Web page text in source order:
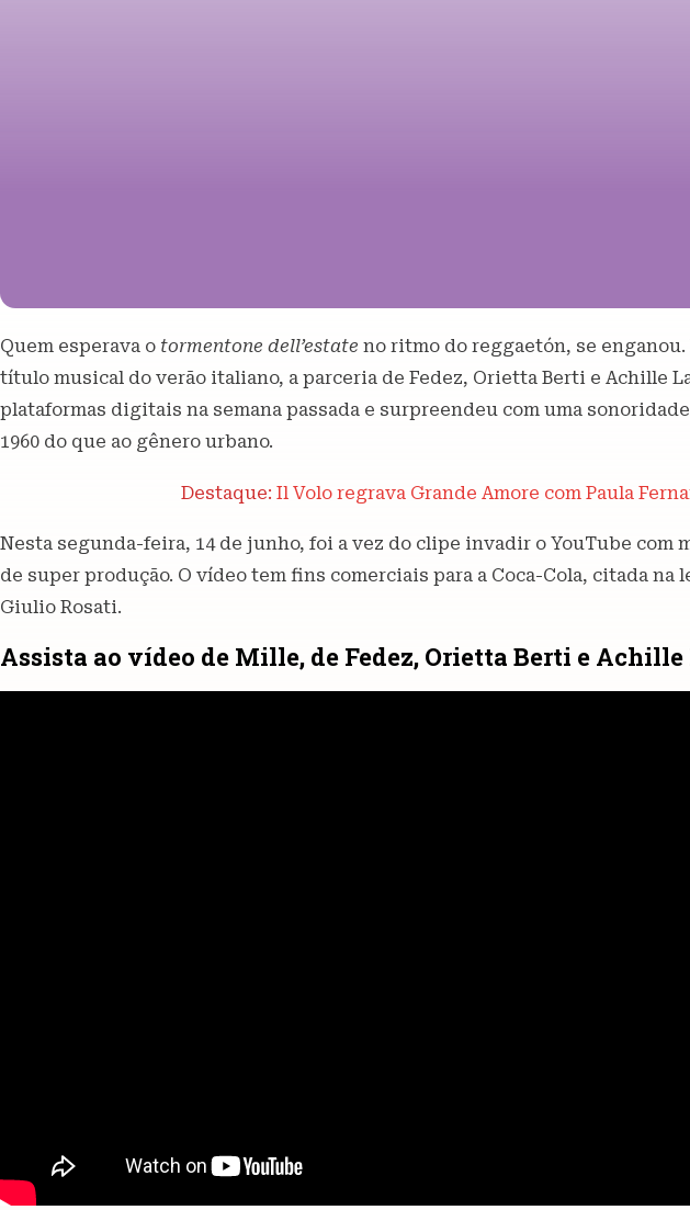
Quem esperava o tormentone dell’estate no ritmo do reggaetón, se
título musical do verão italiano, a parceria de Fedez, Orietta Berti e Achille
plataformas digitais na semana passada e surpreendeu com uma
1960 do que ao gênero urbano.
Destaque: Il Volo regrava Grande Amore com Paula
Nesta segunda-feira, 14 de junho, foi a vez do clipe invadir o YouTube com
de super produção. O vídeo tem fins comerciais para a Coca-Cola, citada na
Giulio Rosati.
Assista ao vídeo de Mille, de Fedez, Orietta Berti e Achille